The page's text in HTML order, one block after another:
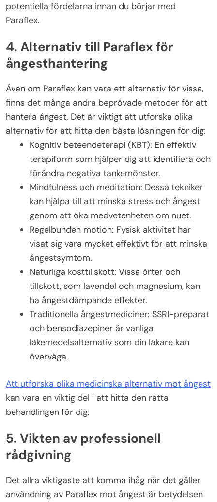
potentiella fördelarna innan du börjar med
Paraflex.
4. Alternativ till Paraflex för
ångesthantering
Även om Paraflex kan vara ett alternativ för vissa,
finns det många andra beprövade metoder för att
hantera ångest. Det är viktigt att utforska olika
alternativ för att hitta den bästa lösningen för dig:
Kognitiv beteendeterapi (KBT): En effektiv
terapiform som hjälper dig att identifiera och
förändra negativa tankemönster.
Mindfulness och meditation: Dessa tekniker
kan hjälpa till att minska stress och ångest
genom att öka medvetenheten om nuet.
Regelbunden motion: Fysisk aktivitet har
visat sig vara mycket effektivt för att minska
ångestsymtom.
Naturliga kosttillskott: Vissa örter och
tillskott, som lavendel och magnesium, kan
ha ångestdämpande effekter.
Traditionella ångestmediciner: SSRI-preparat
och bensodiazepiner är vanliga
läkemedelsalternativ som din läkare kan
överväga.
Att utforska olika medicinska alternativ mot ångest
kan vara en viktig del i att hitta den rätta
behandlingen för dig.
5. Vikten av professionell
rådgivning
Det allra viktigaste att komma ihåg när det gäller
användning av Paraflex mot ångest är betydelsen